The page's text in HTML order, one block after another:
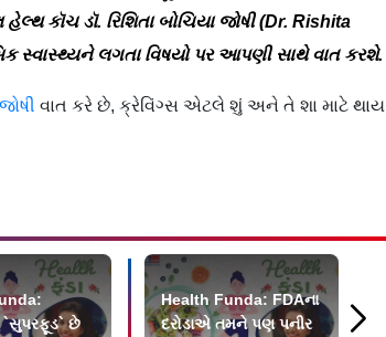
કૉચ ડૉ. રિશિતા બોચિયા જોષી (Dr. Rishita
સ્વાસ્થ્યને લગતા વિષયો પર આપણી સાથે વાત કરશે.
વાત કરે છે, ક્રેવિંગ્સ એટલે શું અને તે શા માટે થાય
`સુપરફૂડ` છે
Health Funda: FDAના
દરોડાએ તમને પણ પનીર